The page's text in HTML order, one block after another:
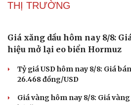
phúc của học sinh
ổn định việc học
Đồng thuận phương án nghỉ Tết
Phú Thọ xây dựng phương án